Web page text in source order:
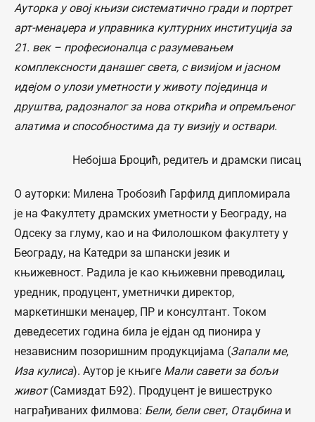
Ауторка у овој књизи систематично гради и портрет
арт-менаџера и управника културних институција за
21. век – професионалца с разумевањем
комплексности данашег света, с визијом и јасном
идејом о улози уметности у животу појединца и
друштва, радозналог за нова открића и опремљеног
алатима и способностима да ту визију и оствари.
Небојша Броцић, редитељ и драмски писац
О ауторки: Милена Тробозић Гарфилд дипломирала
је на Факултету драмских уметности у Београду, на
Одсеку за глуму, као и на Филолошком факултету у
Београду, на Катедри за шпански језик и
књижевност. Радила је као књижевни преводилац,
уредник, продуцент, уметнички директор,
маркетиншки менаџер, ПР и консултант. Током
деведесетих година била је ејдан од пионира у
независним позоришним продукцијама (Запали ме,
Иза кулиса). Аутор је књиге Мали савети за бољи
живот(Самиздат Б92). Продуцент је вишеструко
награђиваних филмова: Бели, бели свет, Отаџбина и